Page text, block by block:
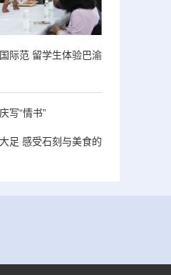
际范 留学生体验巴渝
写“情书”
足 感受石刻与美食的